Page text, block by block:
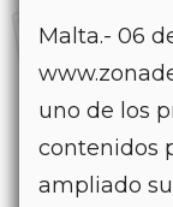
Malta.- 06
uno de los
contenidos
ampliado